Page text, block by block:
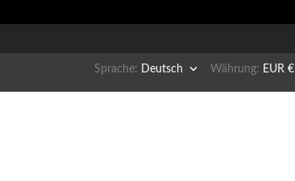
Sprache: Deutsch  Währung: EUR €